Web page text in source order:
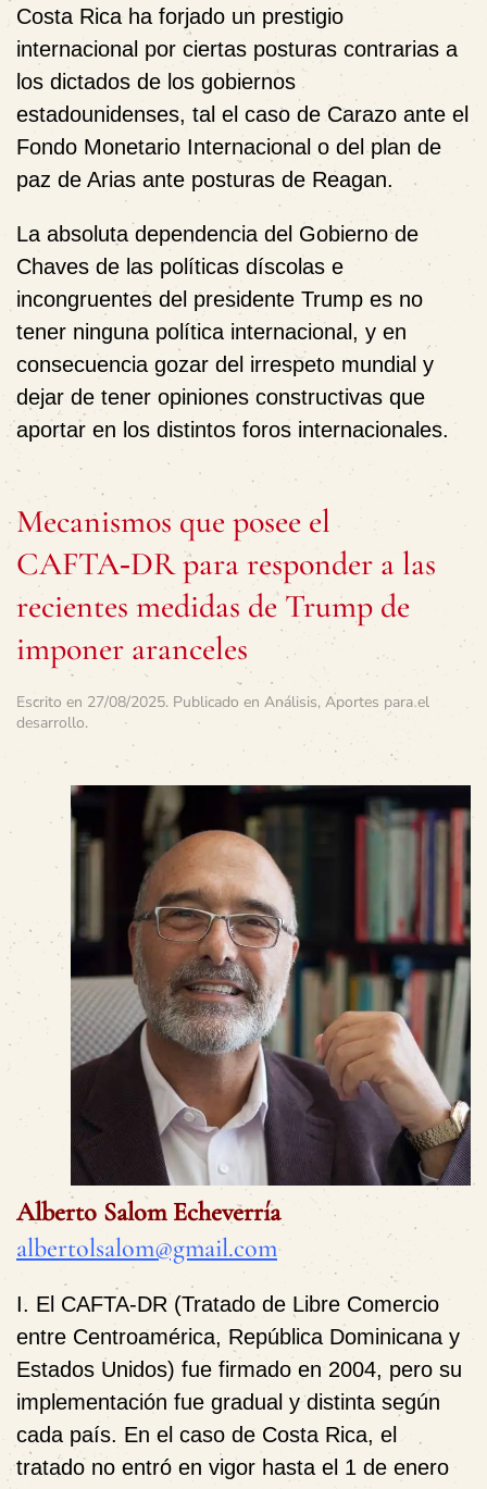
Costa Rica ha forjado un prestigio
internacional por ciertas posturas contrarias a
los dictados de los gobiernos
estadounidenses, tal el caso de Carazo ante el
Fondo Monetario Internacional o del plan de
paz de Arias ante posturas de Reagan.
La absoluta dependencia del Gobierno de
Chaves de las políticas díscolas e
incongruentes del presidente Trump es no
tener ninguna política internacional, y en
consecuencia gozar del irrespeto mundial y
dejar de tener opiniones constructivas que
aportar en los distintos foros internacionales.
Mecanismos que posee el
CAFTA‑DR para responder a las
recientes medidas de Trump de
imponer aranceles
Escrito en 27/08/2025. Publicado en Análisis, Aportes para el
desarrollo.
Alberto Salom Echeverría
albertolsalom@gmail.com
I. El CAFTA‑DR (Tratado de Libre Comercio
entre Centroamérica, República Dominicana y
Estados Unidos) fue firmado en 2004, pero su
implementación fue gradual y distinta según
cada país. En el caso de Costa Rica, el
tratado no entró en vigor hasta el 1 de enero